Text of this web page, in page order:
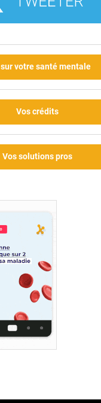
votre santé mentale
Vos crédits
Vos solutions pros